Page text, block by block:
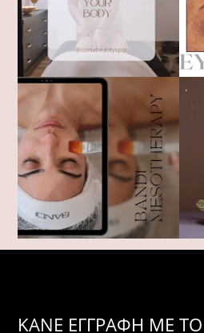
KANE ΕΓΓΡΑΦΗ ΜΕ ΤΟ